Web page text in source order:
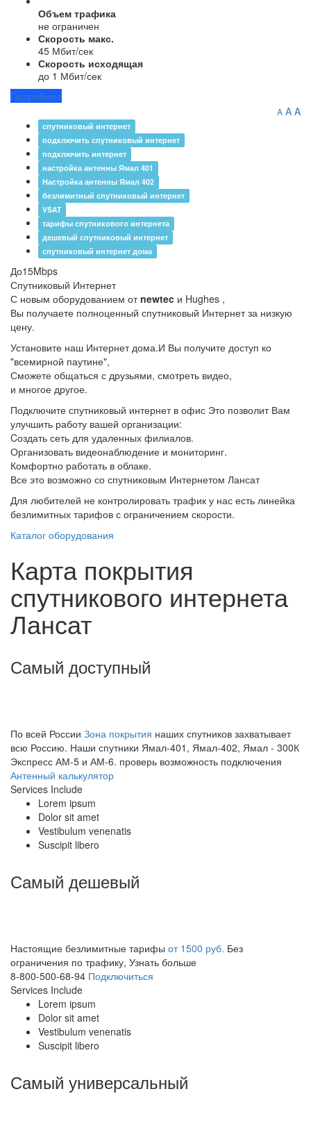
Объем трафика
не ограничен
Скорость макс.
45 Мбит/сек
Скорость исходящая
до 1 Мбит/сек
Подробнее
A A A
спутниковый интернет
подключить спутниковый интернет
подключить интернет
настройка антенны Ямал 401
Настройка антенны Ямал 402
безлимитный спутниковый интернет
VSAT
тарифы спутникового интернета
дешевый спутниковый интернет
спутниковый интернет дома
До15Mbps
Спутниковый Интернет
С новым оборудованием отnewtec и Hughes ,
Вы получаете полноценный спутниковый Интернет за низкую
цену.
Установите наш Интернет дома.И Вы получите доступ ко
"всемирной паутине",
Сможете общаться с друзьями, смотреть видео,
и многое другое.
Подключите спутниковый интернет в офис Это позволит Вам
улучшить работу вашей организации:
Cоздать сеть для удаленных филиалов.
Организовать видеонаблюдение и мониторинг.
Комфортно работать в облаке.
Все это возможно со спутниковым Интернетом Лансат
Для любителей не контролировать трафик у нас есть линейка
безлимитных тарифов с ограничением скорости.
Каталог оборудования
Карта покрытия
спутникового интернета
Лансат
Самый доступный
По всей России Зона покрытия наших спутников захватывает
всю Россию. Наши спутники Ямал-401, Ямал-402, Ямал - 300К
Экспресс АМ-5 и АМ-6. проверь возможность подключения
Антенный калькулятор
Services Include
Lorem ipsum
Dolor sit amet
Vestibulum venenatis
Suscipit libero
Самый дешевый
Настоящие безлимитные тарифы от 1500 руб. Без
ограничения по трафику, Узнать больше
8-800-500-68-94 Подключиться
Services Include
Lorem ipsum
Dolor sit amet
Vestibulum venenatis
Suscipit libero
Самый универсальный